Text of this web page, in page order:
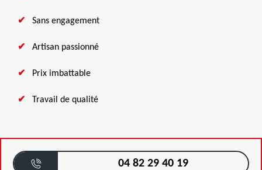
Sans engagement
Artisan passionné
Prix imbattable
Travail de qualité
04 82 29 40 19